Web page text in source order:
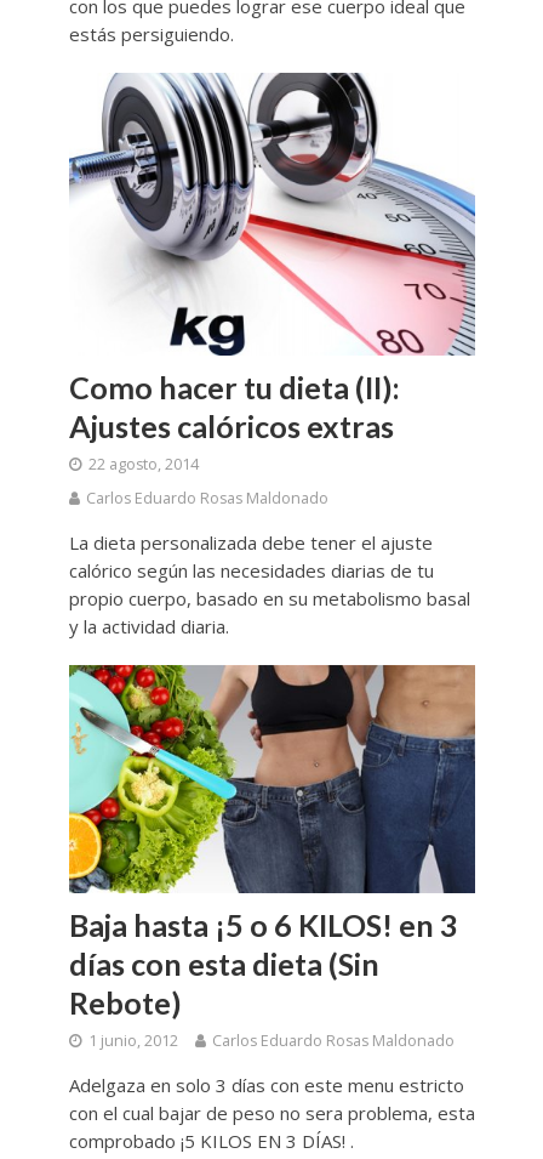
con los que puedes lograr ese cuerpo ideal que
estás persiguiendo.
Como hacer tu dieta (II):
Ajustes calóricos extras
22 agosto, 2014
Carlos Eduardo Rosas Maldonado
La dieta personalizada debe tener el ajuste
calórico según las necesidades diarias de tu
propio cuerpo, basado en su metabolismo basal
y la actividad diaria.
Baja hasta ¡5 o 6 KILOS! en 3
días con esta dieta (Sin
Rebote)
1 junio, 2012 Carlos Eduardo Rosas Maldonado
Adelgaza en solo 3 días con este menu estricto
con el cual bajar de peso no sera problema, esta
comprobado ¡5 KILOS EN 3 DÍAS! .